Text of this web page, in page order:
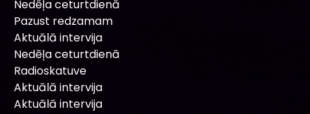
Nedēļa ceturtdienā
Pazust redzamam
Aktuālā intervija
Nedēļa ceturtdienā
Radioskatuve
Aktuālā intervija
Aktuālā intervija